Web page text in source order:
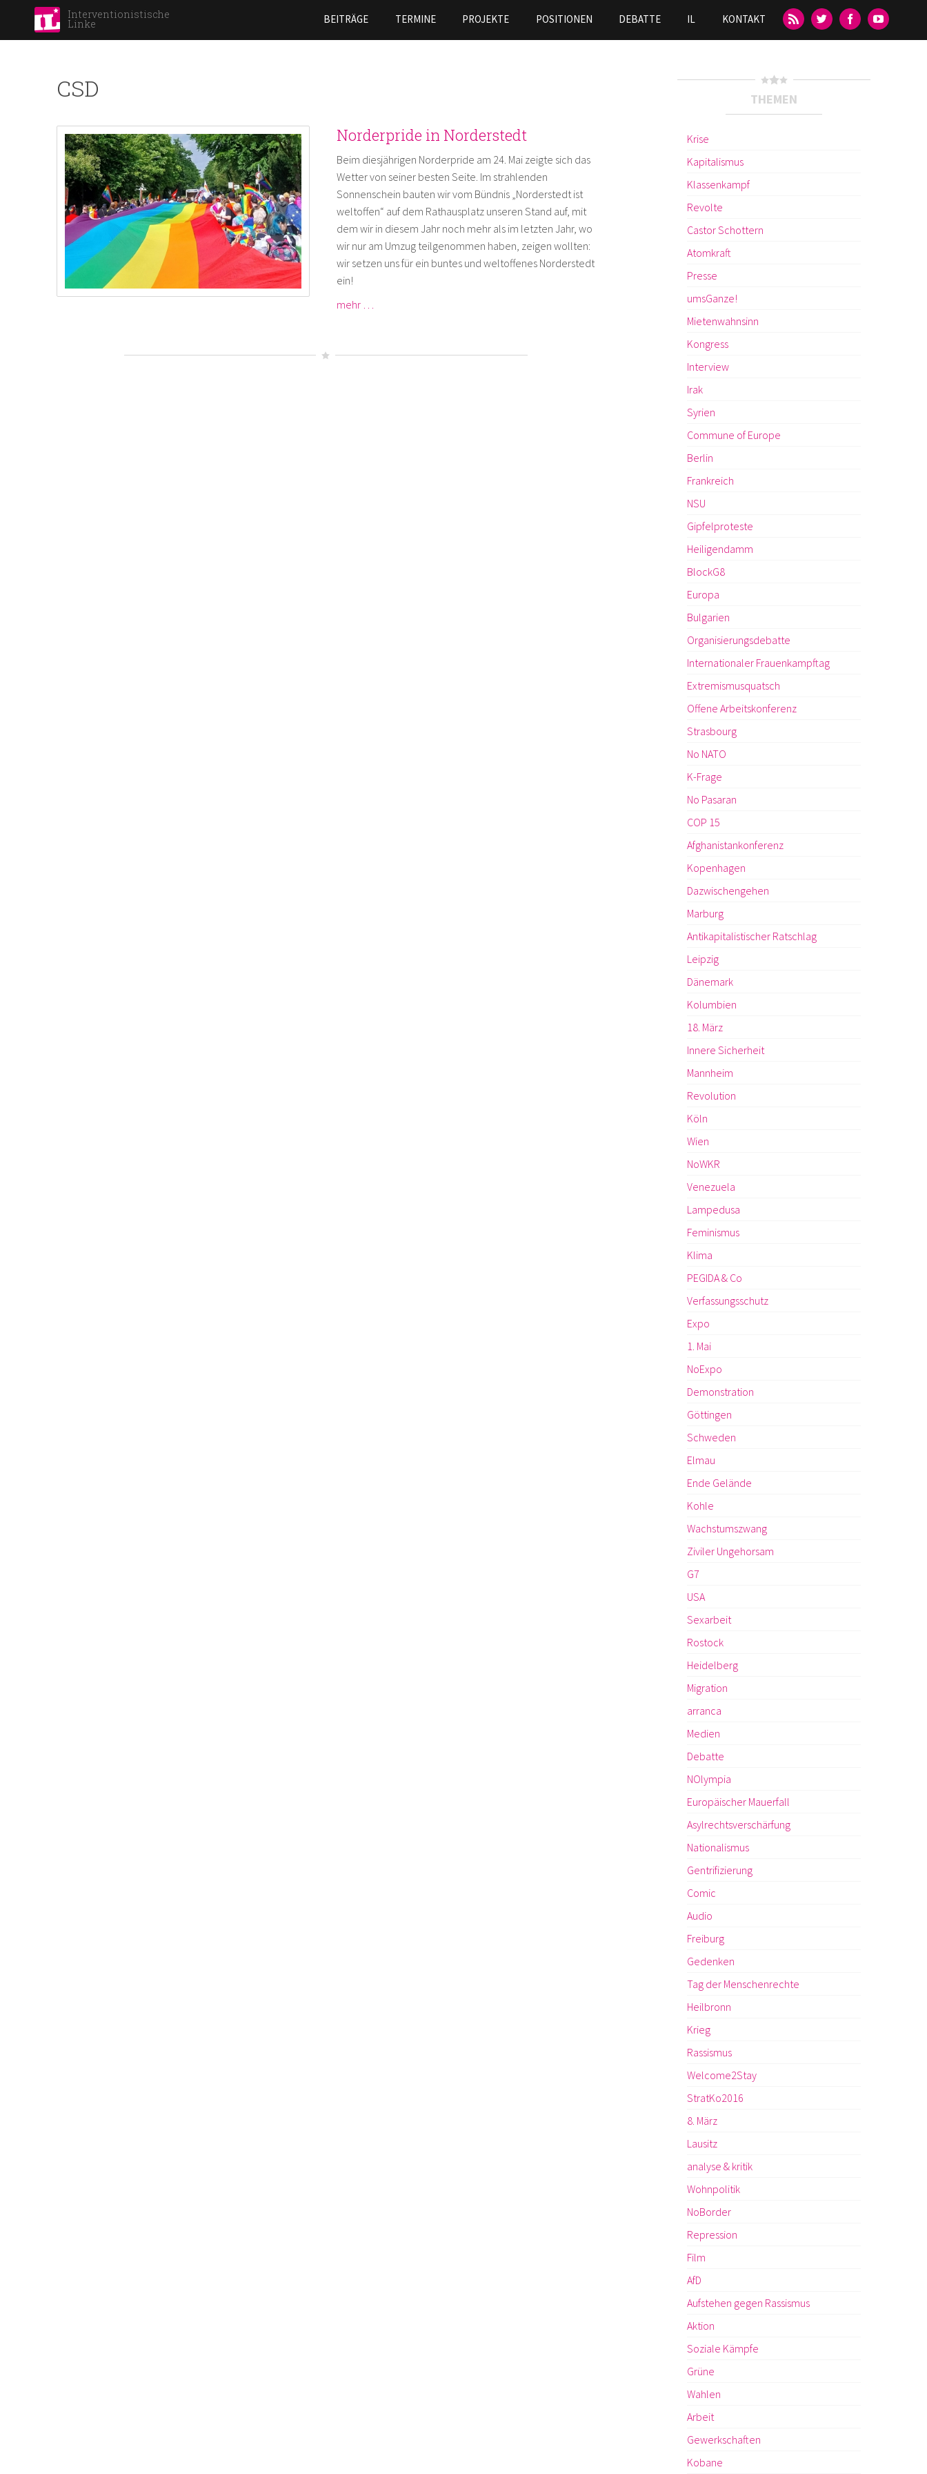
main
content
Interventionistische
Linke BEITRÄGE TERMINE PROJEKTE POSITIONEN DEBATTE IL KONTAKT
CSD
Norderpride in Norderstedt
Beim diesjährigen Norderpride am 24. Mai zeigte sich das
Wetter von seiner besten Seite. Im strahlenden
Sonnenschein bauten wir vom Bündnis „Norderstedt ist
weltoffen“ auf dem Rathausplatz unseren Stand auf, mit
dem wir in diesem Jahr noch mehr als im letzten Jahr, wo
wir nur am Umzug teilgenommen haben, zeigen wollten:
wir setzen uns für ein buntes und weltoffenes Norderstedt
ein!
mehr …
THEMEN
Krise
Kapitalismus
Klassenkampf
Revolte
Castor Schottern
Atomkraft
Presse
umsGanze!
Mietenwahnsinn
Kongress
Interview
Irak
Syrien
Commune of Europe
Berlin
Frankreich
NSU
Gipfelproteste
Heiligendamm
BlockG8
Europa
Bulgarien
Organisierungsdebatte
Internationaler Frauenkampftag
Extremismusquatsch
Offene Arbeitskonferenz
Strasbourg
No NATO
K-Frage
No Pasaran
COP 15
Afghanistankonferenz
Kopenhagen
Dazwischengehen
Marburg
Antikapitalistischer Ratschlag
Leipzig
Dänemark
Kolumbien
18. März
Innere Sicherheit
Mannheim
Revolution
Köln
Wien
NoWKR
Venezuela
Lampedusa
Feminismus
Klima
PEGIDA & Co
Verfassungsschutz
Expo
1. Mai
NoExpo
Demonstration
Göttingen
Schweden
Elmau
Ende Gelände
Kohle
Wachstumszwang
Ziviler Ungehorsam
G7
USA
Sexarbeit
Rostock
Heidelberg
Migration
arranca
Medien
Debatte
NOlympia
Europäischer Mauerfall
Asylrechtsverschärfung
Nationalismus
Gentrifizierung
Comic
Audio
Freiburg
Gedenken
Tag der Menschenrechte
Heilbronn
Krieg
Rassismus
Welcome2Stay
StratKo2016
8. März
Lausitz
analyse & kritik
Wohnpolitik
NoBorder
Repression
Film
AfD
Aufstehen gegen Rassismus
Aktion
Soziale Kämpfe
Grüne
Wahlen
Arbeit
Gewerkschaften
Kobane